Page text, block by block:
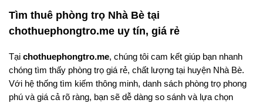
Tìm thuê phòng trọ Nhà Bè tại
chothuephongtro.me uy tín, giá rẻ
Tại chothuephongtro.me, chúng tôi cam kết giúp bạn nhanh
chóng tìm thấy phòng trọ giá rẻ, chất lượng tại huyện Nhà Bè.
Với hệ thống tìm kiếm thông minh, danh sách phòng trọ phong
phú và giá cả rõ ràng, bạn sẽ dễ dàng so sánh và lựa chọn